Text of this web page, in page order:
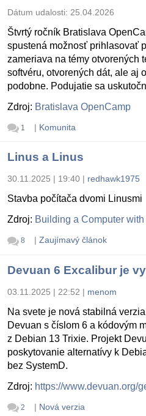
Dátum udalosti: 25.04.2026
Štvrtý ročník Bratislava
spustená možnosť prihlasovať
zameriava na témy otvorených
softvéru, otvorených dát, ale aj
podobne. Podujatie sa
Zdroj: Bratislava OpenCamp
1 | Komunita
Linus a Linus
30.11.2025 | 19:40 | redhawk1975
Stavba počítača dvomi Linusmi
Zdroj: Building a Computer
8 | Zaujímavý článok
Devuan 6 Excalibur je
03.11.2025 | 22:52 | menom
Na svete je nová stabilná
Devuan s číslom 6 a kódovým
z Debian 13 Trixie. Projekt
poskytovanie alternatívy k
bez SystemD.
Zdroj: https://www.devuan.org/
2 | Nová verzia